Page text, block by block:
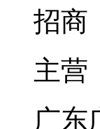
招商
主营
广东